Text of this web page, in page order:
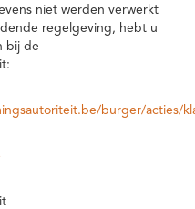
niet werden verwerkt
regelgeving, hebt u
bij de
burger/acties/